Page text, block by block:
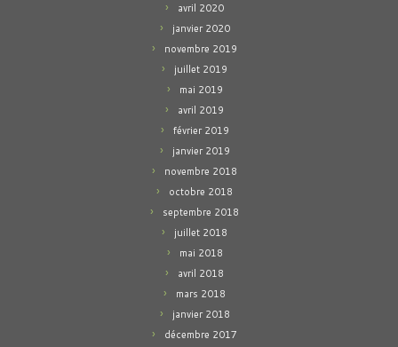
avril 2020
janvier 2020
novembre 2019
juillet 2019
mai 2019
avril 2019
février 2019
janvier 2019
novembre 2018
octobre 2018
septembre 2018
juillet 2018
mai 2018
avril 2018
mars 2018
janvier 2018
décembre 2017